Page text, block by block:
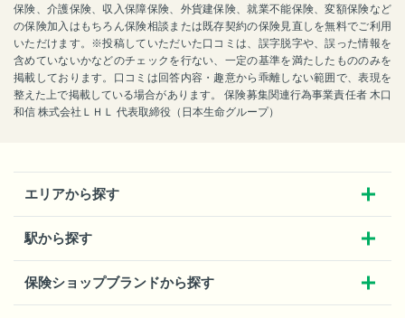
保険、介護保険、収入保障保険、外貨建保険、就業不能保険、変額保険など
の保険加入はもちろん保険相談または既存契約の保険見直しを無料でご利用
いただけます。※投稿していただいた口コミは、誤字脱字や、誤った情報を
含めていないかなどのチェックを行ない、一定の基準を満たしたもののみを
掲載しております。口コミは回答内容・趣意から乖離しない範囲で、表現を
整えた上で掲載している場合があります。 保険募集関連行為事業責任者 木口
和信 株式会社ＬＨＬ 代表取締役（日本生命グループ）
エリアから探す
駅から探す
保険ショップブランドから探す